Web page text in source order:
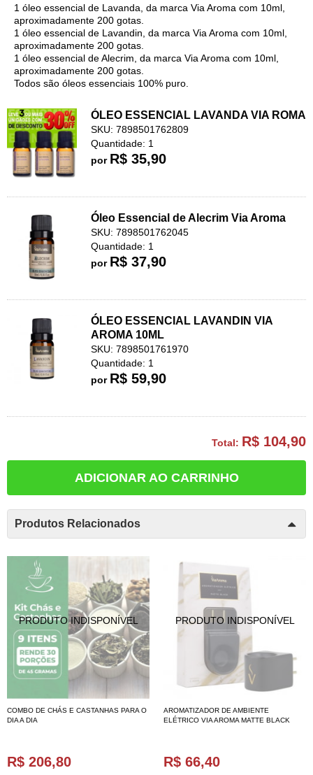
1 óleo essencial de Lavanda, da marca Via Aroma com 10ml,
aproximadamente 200 gotas.
1 óleo essencial de Lavandin, da marca Via Aroma com 10ml,
aproximadamente 200 gotas.
1 óleo essencial de Alecrim, da marca Via Aroma com 10ml,
aproximadamente 200 gotas.
Todos são óleos essenciais 100% puro.
ÓLEO ESSENCIAL LAVANDA VIA ROMA
SKU: 7898501762809
Quantidade: 1
por R$ 35,90
Óleo Essencial de Alecrim Via Aroma
SKU: 7898501762045
Quantidade: 1
por R$ 37,90
ÓLEO ESSENCIAL LAVANDIN VIA
AROMA 10ML
SKU: 7898501761970
Quantidade: 1
por R$ 59,90
Total: R$ 104,90
ADICIONAR AO CARRINHO
Produtos Relacionados
COMBO DE CHÁS E CASTANHAS PARA O
DIA A DIA
R$ 206,80
AROMATIZADOR DE AMBIENTE
ELÉTRICO VIA AROMA MATTE BLACK
R$ 66,40